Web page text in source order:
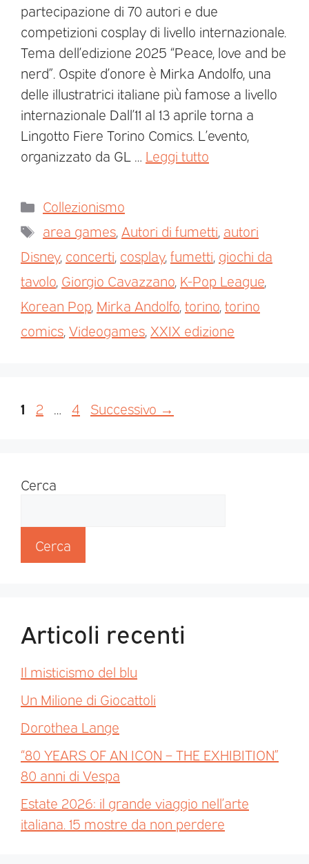
partecipazione di 70 autori e due
competizioni cosplay di livello internazionale.
Tema dell’edizione 2025 “Peace, love and be
nerd”. Ospite d’onore è Mirka Andolfo, una
delle illustratrici italiane più famose a livello
internazionale Dall’11 al 13 aprile torna a
Lingotto Fiere Torino Comics. L’evento,
organizzato da GL … Leggi tutto
Collezionismo
area games, Autori di fumetti, autori
Disney, concerti, cosplay,fumetti, giochi da
tavolo, Giorgio Cavazzano, K-Pop League,
Korean Pop, Mirka Andolfo,torino,torino
comics,Videogames, XXIX edizione
1 2 … 4 Successivo →
Cerca
Cerca
Articoli recenti
Il misticismo del blu
Un Milione di Giocattoli
Dorothea Lange
“80 YEARS OF AN ICON – THE EXHIBITION”
80 anni di Vespa
Estate 2026: il grande viaggio nell’arte
italiana. 15 mostre da non perdere